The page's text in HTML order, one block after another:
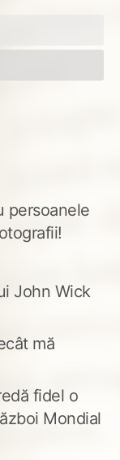
rău
persoanele
John Wick
mă
fidel o
Mondial